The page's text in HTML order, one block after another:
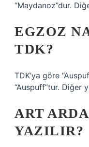
“Maydanoz”dur.
EGZOZ
TDK?
TDK’ya göre
“Auspuff”tur. Diğer
ART
YAZILIR?